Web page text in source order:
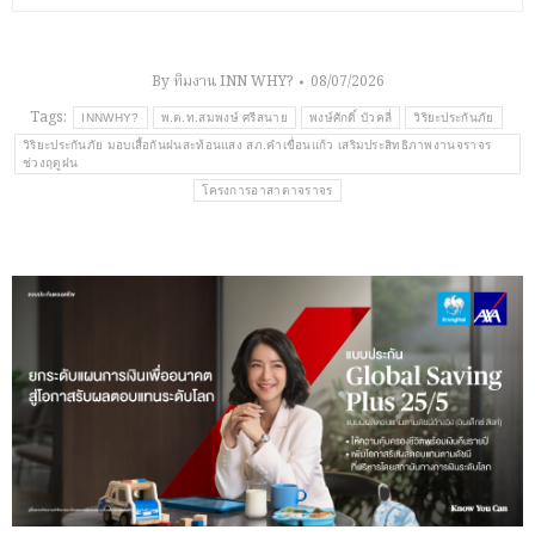
Byทีมงาน INN WHY?
08/07/2026
Tags:
INNWHY? พ.ต.ท.สมพงษ์ ศรีสนาย พงษ์ศักดิ์ บัวคลี่ วิริยะประกันภัย
วิริยะประกันภัย มอบเสื้อกันฝนสะท้อนแสง สภ.คำเขื่อนแก้ว เสริมประสิทธิภาพงานจราจร
ช่วงฤดูฝน
โครงการอาสาตาจราจร